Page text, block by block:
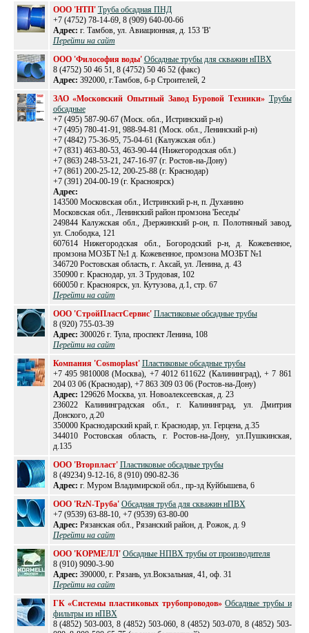
ООО 'НТП' Труба обсадная ПНД
+7 (4752) 78-14-69, 8 (909) 640-00-66
Адрес: г. Тамбов, ул. Авиационная, д. 153 'В'
Перейти на сайт
ООО 'Философия воды' Обсадные трубы для скважин нПВХ
8 (4752) 50 46 51, 8 (4752) 50 46 52 (факс)
Адрес: 392000, г.Тамбов, б-р Строителей, 2
ЗАО «Московский Опытный Завод Буровой Техники» Трубы
обсадные
+7 (495) 587-90-67 (Моск. обл., Истринский р-н)
+7 (495) 780-41-91, 988-94-81 (Моск. обл., Ленинский р-н)
+7 (4842) 75-36-95, 75-04-61 (Калужская обл.)
+7 (831) 463-80-53, 463-90-44 (Нижегородская обл.)
+7 (863) 248-53-21, 247-16-97 (г. Ростов-на-Дону)
+7 (861) 200-25-12, 200-25-88 (г. Краснодар)
+7 (391) 204-00-19 (г. Красноярск)
Адрес:
143500 Московская обл., Истринский р-н, п. Духанино
Московская обл., Ленинский район промзона 'Беседы'
249844 Калужская обл., Дзержинский р-он, п. Полотняный завод,
ул. Слободка, 121
607614 Нижегородская обл., Богородский р-н, д. Кожевенное,
промзона МОЗБТ №1 д. Кожевенное, промзона МОЗБТ №1
346720 Ростовская область, г. Аксай, ул. Ленина, д. 43
350900 г. Краснодар, ул. 3 Трудовая, 102
660050 г. Красноярск, ул. Кутузова, д.1, стр. 67
Перейти на сайт
ООО 'СтройПластСервис' Пластиковые обсадные трубы
8 (920) 755-03-39
Адрес: 300026 г. Тула, проспект Ленина, 108
Перейти на сайт
Компания 'Cosmoplast' Пластиковые обсадные трубы
+7 495 9810008 (Москва), +7 4012 611622 (Калининград), + 7 861
204 03 06 (Краснодар), +7 863 309 03 06 (Ростов-на-Дону)
Адрес: 129626 Москва, ул. Новоалексеевская, д. 23
236022 Калининградская обл., г. Калининград, ул. Дмитрия
Донского, д.20
350000 Краснодарский край, г. Краснодар, ул. Герцена, д.35
344010 Ростовская область, г. Ростов-на-Дону, ул.Пушкинская,
д.135
ООО 'Вторпласт' Пластиковые обсадные трубы
8 (49234) 9-12-16, 8 (910) 090-82-36
Адрес: г. Муром Владимирской обл., пр-зд Куйбышева, 6
ООО 'RzN-Труба' Обсадная труба для скважин нПВХ
+7 (9539) 63-88-10, +7 (9539) 63-80-00
Адрес: Рязанская обл., Рязанский район, д. Рожок, д. 9
Перейти на сайт
ООО 'КОРМЕЛЛ' Обсадные НПВХ трубы от производителя
8 (910) 9090-3-90
Адрес: 390000, г. Рязань, ул.Вокзальная, 41, оф. 31
Перейти на сайт
ГК «Системы пластиковых трубопроводов» Обсадные трубы и
фильтры из нПВХ
8 (4852) 503-003, 8 (4852) 503-060, 8 (4852) 503-070, 8 (4852) 503-